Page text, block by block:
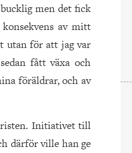
men det fick
av mitt
utan för att jag var
fått växa och
föräldrar, och av
Initiativet till
därför ville han ge